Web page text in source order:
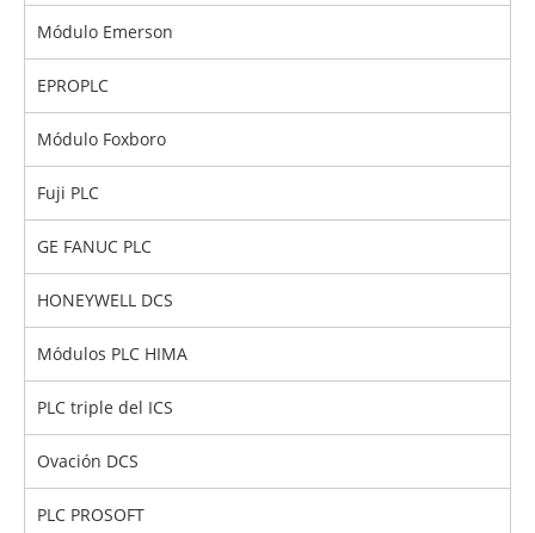
Módulo Emerson
EPROPLC
Módulo Foxboro
Fuji PLC
GE FANUC PLC
HONEYWELL DCS
Módulos PLC HIMA
PLC triple del ICS
Ovación DCS
PLC PROSOFT